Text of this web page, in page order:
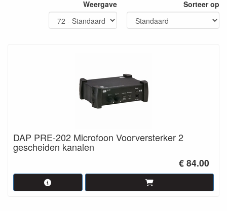
Een DI-box, ook wel DI genoemd, is een apparaat waarmee een
lijnsignaal of een ongebalanceerd signaal kan omvormen naar
aansluiten, maar dat geeft meer kans op brom, zeker bij langere
kabels. Een DI splitst het signaal in een signaal dat naar je
persoonlijke versterker gaat en een, gebalanceerd, signaal dat
naar de mixer gaat voor opname of voor weergave via de P.A.
Weergave Sorteer op
DAP PRE-202 Microfoon Voorversterker 2
gescheiden kanalen
€ 84.00